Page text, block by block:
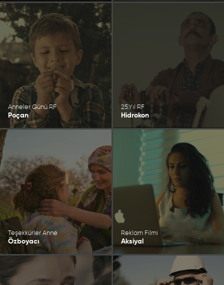
Anneler Günü RF
Poçan
25.Yıl RF
Hidrokon
Teşekkürler Anne
Özboyacı
Reklam Filmi
Aksiyal